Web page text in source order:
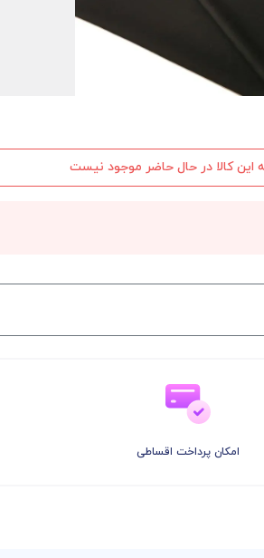
این کالا در حال حاضر موجود نیست
امکان پرداخت اقساطی